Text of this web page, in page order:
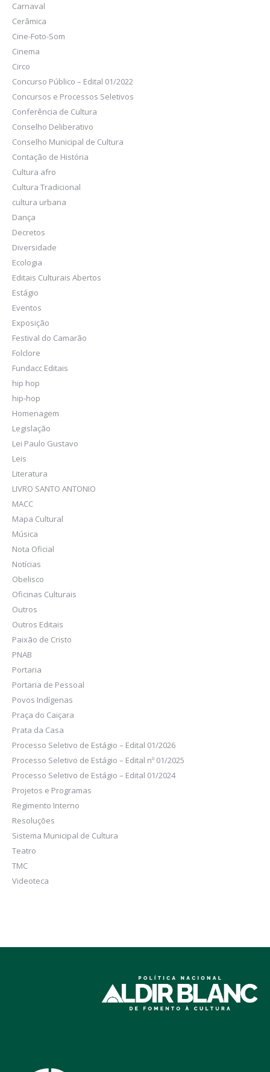
Carnaval
Cerâmica
Cine-Foto-Som
Cinema
Circo
Concurso Público – Edital 01/2022
Concursos e Processos Seletivos
Conferência de Cultura
Conselho Deliberativo
Conselho Municipal de Cultura
Contação de História
Cultura afro
Cultura Tradicional
cultura urbana
Dança
Decretos
Diversidade
Ecologia
Editais Culturais Abertos
Estágio
Eventos
Exposição
Festival do Camarão
Folclore
Fundacc Editais
hip hop
hip-hop
Homenagem
Legislação
Lei Paulo Gustavo
Leis
Literatura
LIVRO SANTO ANTONIO
MACC
Mapa Cultural
Música
Nota Oficial
Notícias
Obelisco
Oficinas Culturais
Outros
Outros Editais
Paixão de Cristo
PNAB
Portaria
Portaria de Pessoal
Povos Indígenas
Praça do Caiçara
Prata da Casa
Processo Seletivo de Estágio – Edital 01/2026
Processo Seletivo de Estágio – Edital nº 01/2025
Processo Seletivo de Estágio – Edital 01/2024
Projetos e Programas
Regimento Interno
Resoluções
Sistema Municipal de Cultura
Teatro
TMC
Videoteca